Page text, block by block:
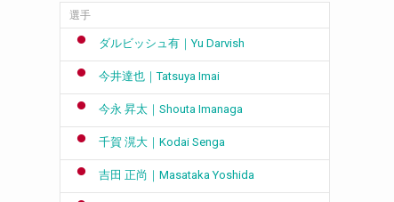
選手
ダルビッシュ有｜Yu Darvish
今井達也｜Tatsuya Imai
今永 昇太｜Shouta Imanaga
千賀 滉大｜Kodai Senga
吉田 正尚｜Masataka Yoshida